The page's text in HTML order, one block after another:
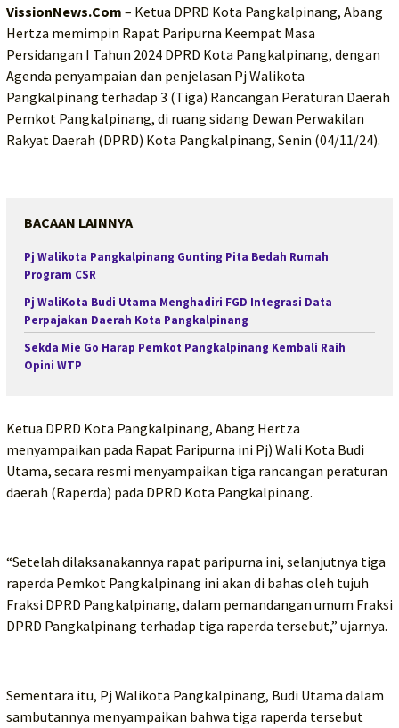
VissionNews.Com – Ketua DPRD Kota Pangkalpinang, Abang
Hertza memimpin Rapat Paripurna Keempat Masa
Persidangan I Tahun 2024 DPRD Kota Pangkalpinang, dengan
Agenda penyampaian dan penjelasan Pj Walikota
Pangkalpinang terhadap 3 (Tiga) Rancangan Peraturan Daerah
Pemkot Pangkalpinang, di ruang sidang Dewan Perwakilan
Rakyat Daerah (DPRD) Kota Pangkalpinang, Senin (04/11/24).
BACAAN LAINNYA
Pj Walikota Pangkalpinang Gunting Pita Bedah Rumah
Program CSR
Pj WaliKota Budi Utama Menghadiri FGD Integrasi Data
Perpajakan Daerah Kota Pangkalpinang
Sekda Mie Go Harap Pemkot Pangkalpinang Kembali Raih
Opini WTP
Ketua DPRD Kota Pangkalpinang, Abang Hertza
menyampaikan pada Rapat Paripurna ini Pj) Wali Kota Budi
Utama, secara resmi menyampaikan tiga rancangan peraturan
daerah (Raperda) pada DPRD Kota Pangkalpinang.
“Setelah dilaksanakannya rapat paripurna ini, selanjutnya tiga
raperda Pemkot Pangkalpinang ini akan di bahas oleh tujuh
Fraksi DPRD Pangkalpinang, dalam pemandangan umum Fraksi
DPRD Pangkalpinang terhadap tiga raperda tersebut,” ujarnya.
Sementara itu, Pj Walikota Pangkalpinang, Budi Utama dalam
sambutannya menyampaikan bahwa tiga raperda tersebut